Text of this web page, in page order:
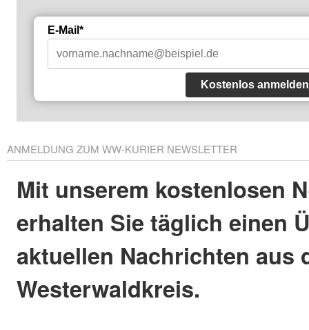
E-Mail*
Kostenlos anmelden
ANMELDUNG ZUM WW-KURIER NEWSLETTER
Mit unserem kostenlosen
erhalten Sie täglich einen
aktuellen Nachrichten aus
Westerwaldkreis.